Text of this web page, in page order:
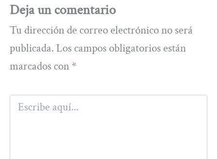
Deja un comentario
Tu dirección de correo electrónico no será
publicada. Los campos obligatorios están
marcados con *
Escribe
aquí...